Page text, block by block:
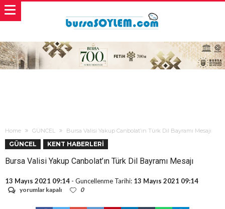
Home GÜNCEL Bursa Valisi Yakup Canbolat’ın Türk Dil Bayramı Mesajı
GÜNCEL KENT HABERLERİ
Bursa Valisi Yakup Canbolat’ın Türk Dil Bayramı Mesajı
13 Mayıs 2021 09:14 - Guncellenme Tarihi: 13 Mayıs 2021 09:14
Bursa
yorumlar kapalı 0